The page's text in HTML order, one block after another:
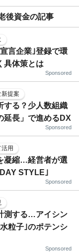
後資金の記事
言企業｣登録で環
具体策とは
Sponsored
提案
する？少人数組織
延長」で進めるDX
Sponsored
用
凝縮…経営者が選
STYLE｣
Sponsored
測する…アイシン
粒子｣のポテンシ
Sponsored